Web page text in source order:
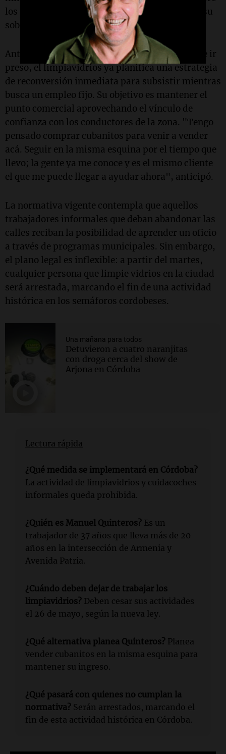
los ingresos que percibía junto a su hermano y su
sobrino.
Ante la inminencia del desalojo y la amenaza de ir
preso, el limpiavidrios ya planifica una estrategia
de reconversión inmediata para subsistir mientras
busca un empleo fijo. Su objetivo es mantener el
punto comercial aprovechando el vínculo de
confianza con los conductores de la zona. "Tengo
pensado comprar cubanitos para venir a vender
acá. Seguir en la misma esquina por el tiempo que
llevo; la gente ya me conoce y es el mismo cliente
el que me puede llegar a ayudar ahora", anticipó.
La normativa vigente contempla que aquellos
trabajadores informales que deban abandonar las
calles reciban la posibilidad de aprender un oficio
a través de programas municipales. Sin embargo,
el plano legal es inflexible: a partir del martes,
cualquier persona que limpie vidrios en la ciudad
será arrestada, marcando el fin de una actividad
histórica en los semáforos cordobeses.
Una mañana para todos
Detuvieron a cuatro naranjitas
con droga cerca del show de
Arjona en Córdoba
Lectura rápida
¿Qué medida se implementará en Córdoba?
La actividad de limpiavidrios y cuidacoches
informales queda prohibida.
¿Quién es Manuel Quinteros? Es un
trabajador de 37 años que lleva más de 20
años en la intersección de Armenia y
Avenida Patria.
¿Cuándo deben dejar de trabajar los
limpiavidrios? Deben cesar sus actividades
el 26 de mayo, según la nueva ley.
¿Qué alternativa planea Quinteros? Planea
vender cubanitos en la misma esquina para
mantener su ingreso.
¿Qué pasará con quienes no cumplan la
normativa? Serán arrestados, marcando el
fin de esta actividad histórica en Córdoba.